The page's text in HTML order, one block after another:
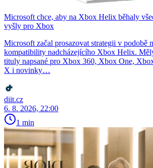
Microsoft chce, aby na Xbox Helix běhaly
vyšly pro Xbox
Microsoft začal prosazovat strategii v podobě
kompatibility nadcházejícího Xbox Helix.
tituly napsané pro Xbox 360, Xbox One,
X i novinky…
diit.cz
6. 8. 2026, 22:00
1 min